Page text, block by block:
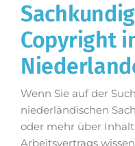
Copyright
Wenn Sie auf der
niederländischen
oder mehr über
Arbeitsvertrags